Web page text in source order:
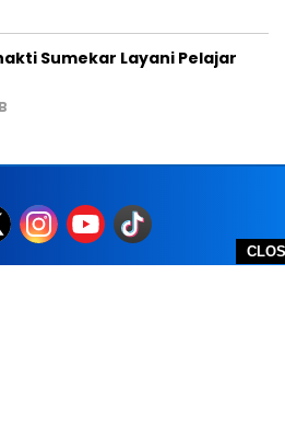
Sumekar Layani Pelajar